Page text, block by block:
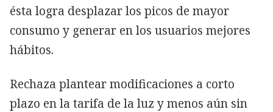
ésta logra desplazar los picos de mayor
consumo y generar en los usuarios mejores
hábitos.
Rechaza plantear modificaciones a corto
plazo en la tarifa de la luz y menos aún sin